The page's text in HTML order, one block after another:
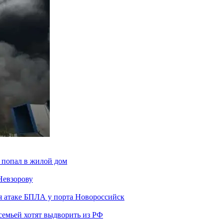
в жилой дом
атаке БПЛА у порта Новороссийск
хотят выдворить из РФ